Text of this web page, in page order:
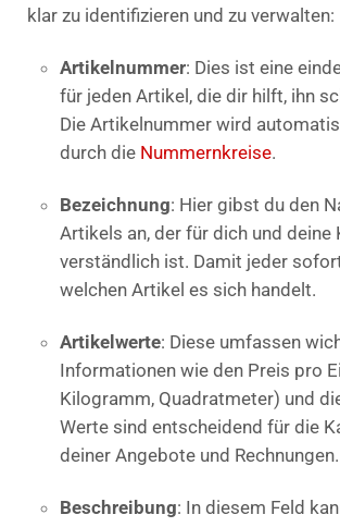
klar zu identifizieren und zu verwalten:
Artikelnummer: Dies ist eine
für jeden Artikel, die dir hilft, ihn
Die Artikelnummer wird
durch die Nummernkreise.
Bezeichnung: Hier gibst du den
Artikels an, der für dich und deine
verständlich ist. Damit jeder
welchen Artikel es sich handelt.
Artikelwerte: Diese umfassen
Informationen wie den Preis pro
Kilogramm, Quadratmeter) und
Werte sind entscheidend für die
deiner Angebote und Rechnungen.
Beschreibung: In diesem Feld